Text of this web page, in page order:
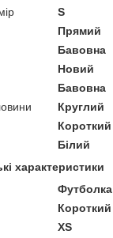
S
Прямий
Бавовна
Новий
Бавовна
Круглий
Короткий
Білий
характеристики
Футболка
Короткий
XS